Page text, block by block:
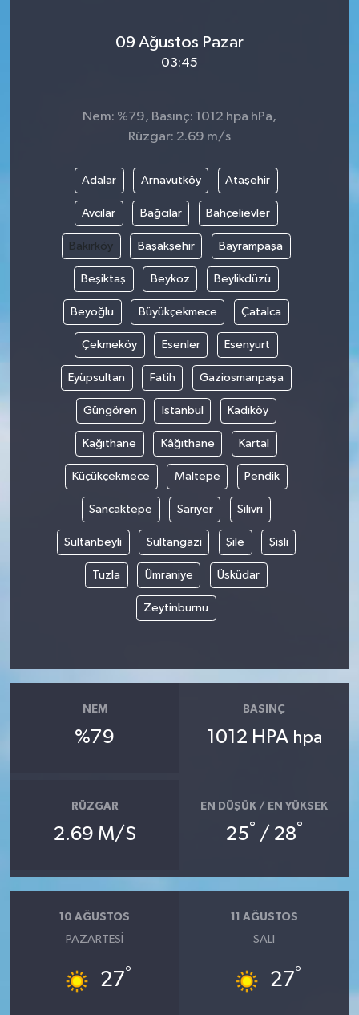
09 Ağustos Pazar
03:45
Nem: %79, Basınç: 1012 hpa hPa,
Rüzgar: 2.69 m/s
Adalar Arnavutköy Ataşehir
Avcılar Bağcılar Bahçelievler
Bakırköy Başakşehir Bayrampaşa
Beşiktaş Beykoz Beylikdüzü
Beyoğlu Büyükçekmece Çatalca
Çekmeköy Esenler Esenyurt
Eyüpsultan Fatih Gaziosmanpaşa
Güngören Istanbul Kadıköy
Kağıthane Kâğıthane Kartal
Küçükçekmece Maltepe Pendik
Sancaktepe Sarıyer Silivri
Sultanbeyli Sultangazi Şile Şişli
Tuzla Ümraniye Üsküdar
Zeytinburnu
NEM
%79
BASINÇ
1012 HPA hpa
RÜZGAR
2.69 M/S
EN DÜŞÜK / EN YÜKSEK
25° / 28°
10 AĞUSTOS
PAZARTESI
27°
11 AĞUSTOS
SALI
27°